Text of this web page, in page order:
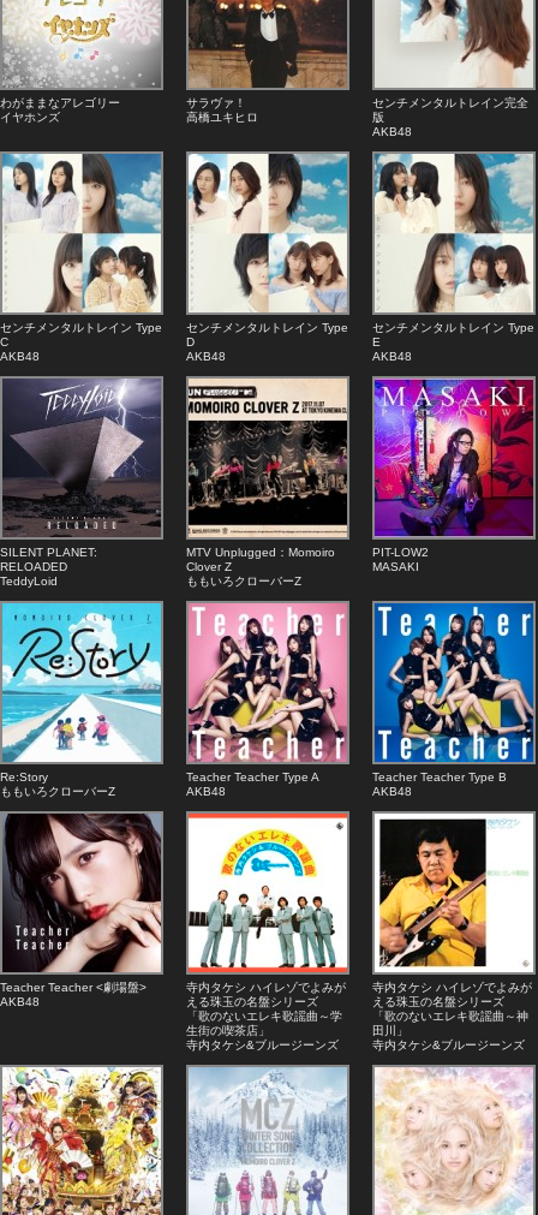
わがままなアレゴリー
イヤホンズ
サラヴァ！
高橋ユキヒロ
センチメンタルトレイン完全
版
AKB48
センチメンタルトレイン Type
C
AKB48
センチメンタルトレイン Type
D
AKB48
センチメンタルトレイン Type
E
AKB48
SILENT PLANET:
RELOADED
TeddyLoid
MTV Unplugged：Momoiro
Clover Z
ももいろクローバーZ
PIT-LOW2
MASAKI
Re:Story
ももいろクローバーZ
Teacher Teacher Type A
AKB48
Teacher Teacher Type B
AKB48
Teacher Teacher <劇場盤>
AKB48
寺内タケシ ハイレゾでよみが
える珠玉の名盤シリーズ
「歌のないエレキ歌謡曲～学
生街の喫茶店」
寺内タケシ&ブルージーンズ
寺内タケシ ハイレゾでよみが
える珠玉の名盤シリーズ
「歌のないエレキ歌謡曲～神
田川」
寺内タケシ&ブルージーンズ